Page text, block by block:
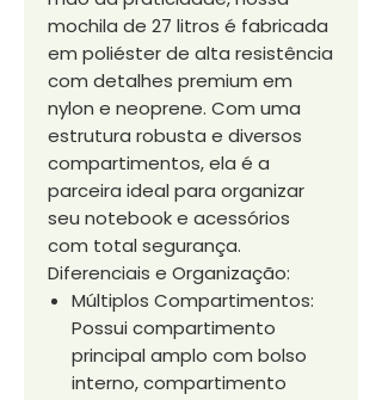
mochila de 27 litros é fabricada
em poliéster de alta resistência
com detalhes premium em
nylon e neoprene. Com uma
estrutura robusta e diversos
compartimentos, ela é a
parceira ideal para organizar
seu notebook e acessórios
com total segurança.
Diferenciais e Organização:
Múltiplos Compartimentos:
Possui compartimento
principal amplo com bolso
interno, compartimento